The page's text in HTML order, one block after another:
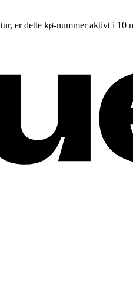
er dette kø-nummer aktivt i 10